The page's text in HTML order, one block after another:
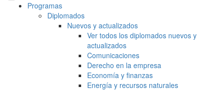
Programas
Diplomados
Nuevos y actualizados
Ver todos los diplomados nuevos y
actualizados
Comunicaciones
Derecho en la empresa
Economía y finanzas
Energía y recursos naturales